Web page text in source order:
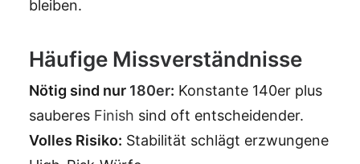
bleiben.
Häufige Missverständnisse
Nötig sind nur 180er: Konstante 140er plus
sauberes Finish sind oft entscheidender.
Volles Risiko: Stabilität schlägt erzwungene